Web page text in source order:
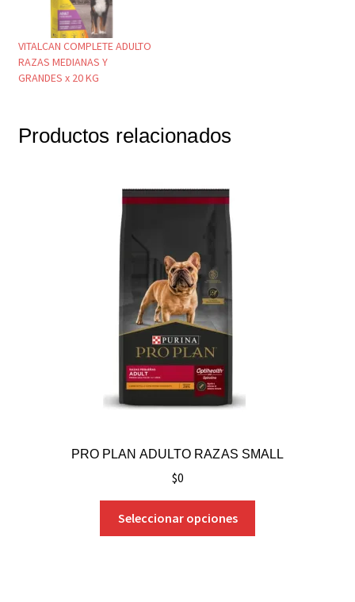
VITALCAN COMPLETE ADULTO
RAZAS MEDIANAS Y
GRANDES x 20 KG
Productos relacionados
PRO PLAN ADULTO RAZAS SMALL
$0
Seleccionar opciones